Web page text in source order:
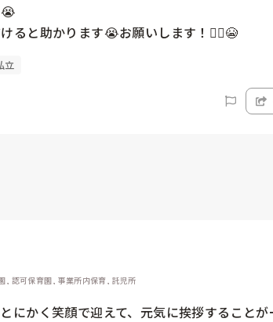
ると助かります😭お願いします！🙇‍♂️😭
立
, 認可保育園, 事業所内保育, 託児所
にかく笑顔で迎えて、元気に挨拶することが